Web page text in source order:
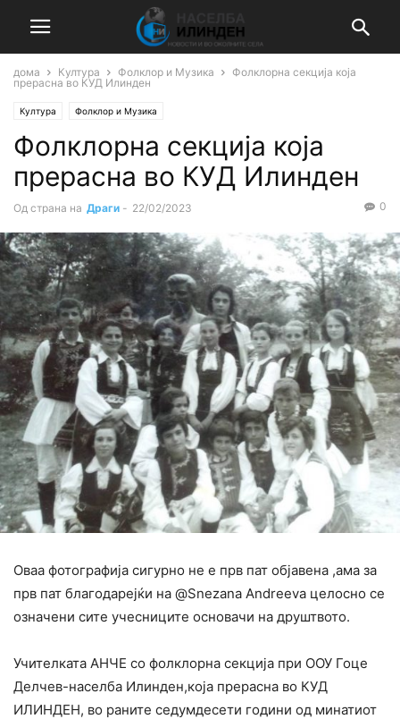
дома Култура Фолклор и Музика
Фолклорна секција која
прерасна во КУД Илинден
Култура Фолклор и Музика
Фолклорна секција која
прерасна во КУД Илинден
Од страна на Драги - 22/02/2023 0
Оваа фотографија сигурно не е прв пат објавена ,ама за
прв пат благодарејќи на @Snezana Andreeva целосно се
означени сите учесниците основачи на друштвото.
Учителката АНЧЕ со фолклорна секција при ООУ Гоце
Делчев-населба Илинден,која прерасна во КУД
ИЛИНДЕН, во раните седумдесети години од минатиот